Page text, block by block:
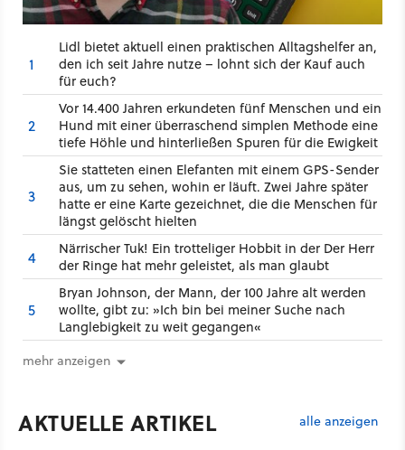
1
Lidl bietet aktuell einen praktischen Alltagshelfer an,
den ich seit Jahre nutze – lohnt sich der Kauf auch
für euch?
2
Vor 14.400 Jahren erkundeten fünf Menschen und ein
Hund mit einer überraschend simplen Methode eine
tiefe Höhle und hinterließen Spuren für die Ewigkeit
3
Sie statteten einen Elefanten mit einem GPS-Sender
aus, um zu sehen, wohin er läuft. Zwei Jahre später
hatte er eine Karte gezeichnet, die die Menschen für
längst gelöscht hielten
4
Närrischer Tuk! Ein trotteliger Hobbit in der Der Herr
der Ringe hat mehr geleistet, als man glaubt
5
Bryan Johnson, der Mann, der 100 Jahre alt werden
wollte, gibt zu: »Ich bin bei meiner Suche nach
Langlebigkeit zu weit gegangen«
mehr anzeigen
AKTUELLE ARTIKEL alle anzeigen